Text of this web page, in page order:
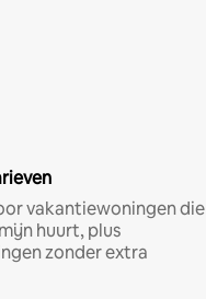
vakantiewoningen die
huurt, plus
zonder extra